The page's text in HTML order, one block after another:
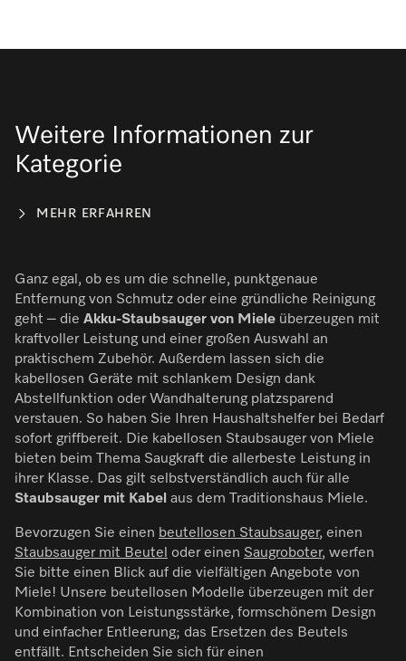
Weitere Informationen zur
Kategorie
MEHR ERFAHREN
Ganz egal, ob es um die schnelle, punktgenaue
Entfernung von Schmutz oder eine gründliche Reinigung
geht – die Akku-Staubsauger von Miele überzeugen mit
kraftvoller Leistung und einer großen Auswahl an
praktischem Zubehör. Außerdem lassen sich die
kabellosen Geräte mit schlankem Design dank
Abstellfunktion oder Wandhalterung platzsparend
verstauen. So haben Sie Ihren Haushaltshelfer bei Bedarf
sofort griffbereit. Die kabellosen Staubsauger von Miele
bieten beim Thema Saugkraft die allerbeste Leistung in
ihrer Klasse. Das gilt selbstverständlich auch für alle
Staubsauger mit Kabel aus dem Traditionshaus Miele.
Bevorzugen Sie einen beutellosen Staubsauger, einen
Staubsauger mit Beutel
oder einen Saugroboter, werfen
Sie bitte einen Blick auf die vielfältigen Angebote von
Miele! Unsere beutellosen Modelle überzeugen mit der
Kombination von Leistungsstärke, formschönem Design
und einfacher Entleerung; das Ersetzen des Beutels
entfällt. Entscheiden Sie sich für einen